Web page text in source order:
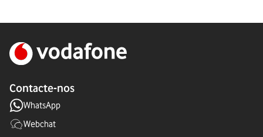
Contacte-nos
WhatsApp
Webchat